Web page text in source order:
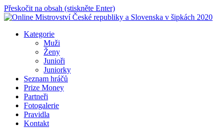
Přeskočit na obsah (stiskněte Enter)
Online Mistrovství České republiky a Slovenska v šipkách 2020
Kategorie
Muži
Ženy
Junioři
Juniorky
Seznam hráčů
Prize Money
Partneři
Fotogalerie
Pravidla
Kontakt